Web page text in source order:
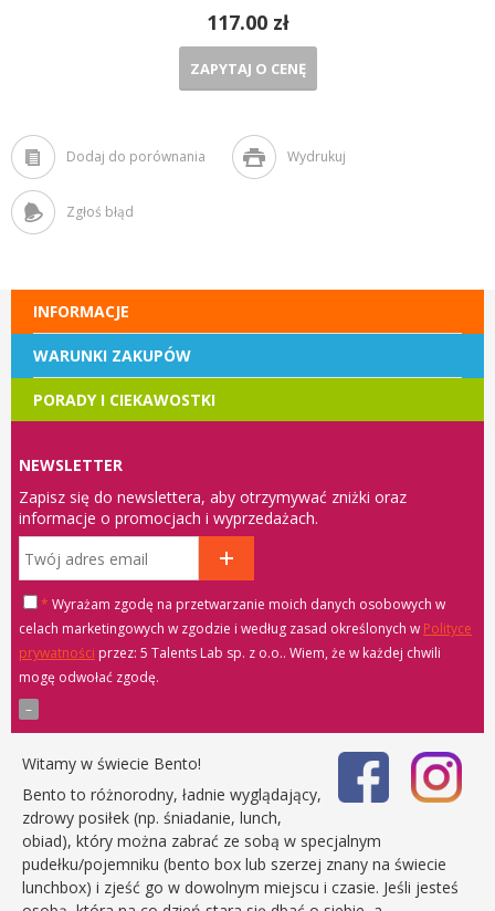
117.00 zł
ZAPYTAJ O CENĘ
Dodaj do porównania Wydrukuj
Zgłoś błąd
INFORMACJE
WARUNKI ZAKUPÓW
PORADY I CIEKAWOSTKI
NEWSLETTER
Zapisz się do newslettera, aby otrzymywać zniżki oraz
informacje o promocjach i wyprzedażach.
* Wyrażam zgodę na przetwarzanie moich danych osobowych w
celach marketingowych w zgodzie i według zasad określonych w Polityce
prywatności
przez: 5 Talents Lab sp. z o.o.. Wiem, że w każdej chwili
mogę odwołać zgodę.
Witamy w świecie Bento!
Bento to różnorodny, ładnie wyglądający,
zdrowy posiłek (np. śniadanie, lunch,
obiad), który można zabrać ze sobą w specjalnym
pudełku/pojemniku (bento box lub szerzej znany na świecie
lunchbox) i zjeść go w dowolnym miejscu i czasie. Jeśli jesteś